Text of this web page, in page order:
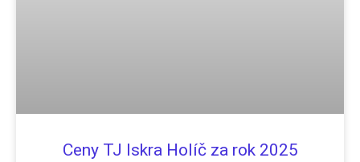
Ceny TJ Iskra Holíč za rok 2025